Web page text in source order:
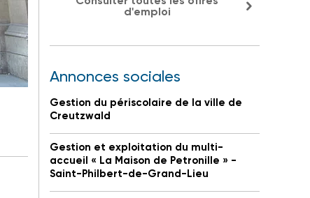
d'emploi
Annonces sociales
Gestion du périscolaire de la ville de
Creutzwald
Gestion et exploitation du multi-
accueil « La Maison de Petronille » -
Saint-Philbert-de-Grand-Lieu